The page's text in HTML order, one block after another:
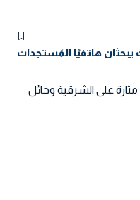
هاتفيًا المُستجدات